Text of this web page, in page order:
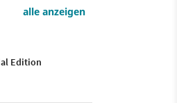
alle anzeigen
Edition